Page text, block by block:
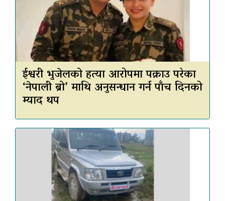
ईश्वरी भुजेलको हत्या आरोपमा पक्राउ परेका
‘नेपाली ब्रो’ माथि अनुसन्धान गर्न पाँच दिनको
म्याद थप